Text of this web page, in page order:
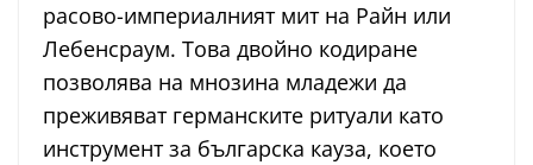
расово-империалният мит на Райн или
Лебенсраум. Това двойно кодиране
позволява на мнозина младежи да
преживяват германските ритуали като
инструмент за българска кауза, което